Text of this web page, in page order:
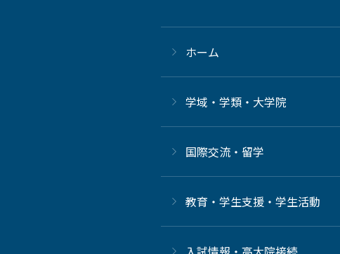
ホーム
学域・学類・大学院
国際交流・留学
教育・学生支援・学生活動